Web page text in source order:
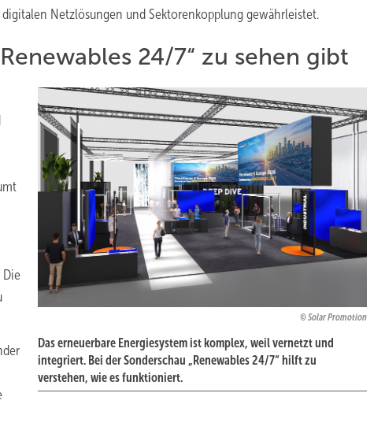
Netzlösungen und Sektorenkopplung gewährleistet.
24/7“ zu sehen gibt
Solar Promotion
Das erneuerbare Energiesystem ist komplex, weil vernetzt und
integriert. Bei der Sonderschau „Renewables 24/7“ hilft zu
verstehen, wie es funktioniert.
Die